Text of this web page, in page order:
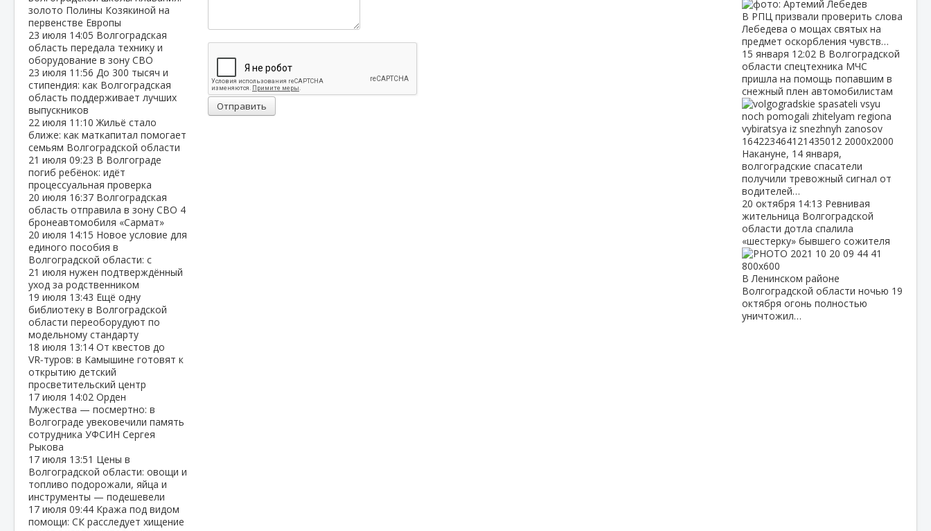
золото Полины Козякиной на
первенстве Европы
23 июля 14:05 Волгоградская
область передала технику и
оборудование в зону СВО
23 июля 11:56 До 300 тысяч и
стипендия: как Волгоградская
область поддерживает лучших
выпускников
22 июля 11:10Жильё стало
ближе: как маткапитал помогает
семьям Волгоградской области
21 июля 09:23 В Волгограде
погиб ребёнок: идёт
процессуальная проверка
20 июля 16:37 Волгоградская
область отправила в зону СВО 4
бронеавтомобиля «Сармат»
20 июля 14:15 Новое условие для
единого пособия в
Волгоградской области: с
21 июля нужен подтверждённый
уход за родственником
19 июля 13:43 Ещё одну
библиотеку в Волгоградской
области переоборудуют по
модельному стандарту
18 июля 13:14 От квестов до
VR‑туров: в Камышине готовят к
открытию детский
просветительский центр
17 июля 14:02 Орден
Мужества — посмертно: в
Волгограде увековечили память
сотрудника УФСИН Сергея
Рыкова
17 июля 13:51 Цены в
Волгоградской области: овощи и
топливо подорожали, яйца и
инструменты — подешевели
17 июля 09:44 Кража под видом
помощи: СК расследует хищение
Отправить
В РПЦ призвали проверить слова
Лебедева о мощах святых на
предмет оскорбления чувств…
15 января 12:02 В Волгоградской
области спецтехника МЧС
пришла на помощь попавшим в
снежный плен автомобилистам
Накануне, 14 января,
волгоградские спасатели
получили тревожный сигнал от
водителей…
20 октября 14:13 Ревнивая
жительница Волгоградской
области дотла спалила
«шестерку» бывшего сожителя
В Ленинском районе
Волгоградской области ночью 19
октября огонь полностью
уничтожил…